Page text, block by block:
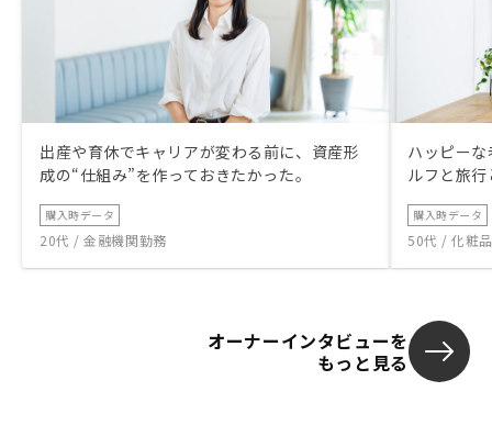
出産や育休でキャリアが変わる前に、資産形
成の“仕組み”を作っておきたかった。
購入時データ
20代 / 金融機関勤務
ハッピー
ルフと旅
購入時データ
50代 / 化粧
オーナーインタビューを
もっと見る